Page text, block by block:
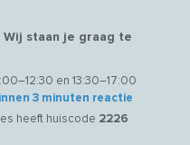
Wij staan je graag te
en 13:30–17:00
3 minuten reactie
heeft huiscode 2226